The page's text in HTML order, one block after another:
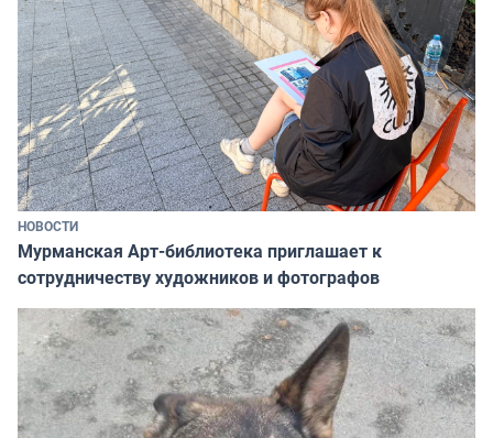
НОВОСТИ
Мурманская Арт-библиотека приглашает к
сотрудничеству художников и фотографов